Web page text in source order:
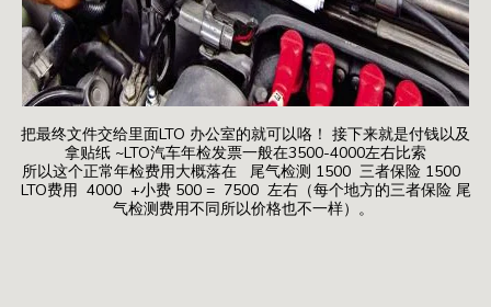
把最终文件交给里面LTO 办公室的就可以咯！ 接下来就是付钱以及
拿贴纸 ~LTO汽车年检发票一般在3500-4000左右比索
所以这个正常年检费用大概落在 尾气检测 1500 三者保险 1500
LTO费用 4000 +小费 500 = 7500 左右（每个地方的三者保险 尾
气检测费用不同所以价格也不一样）。